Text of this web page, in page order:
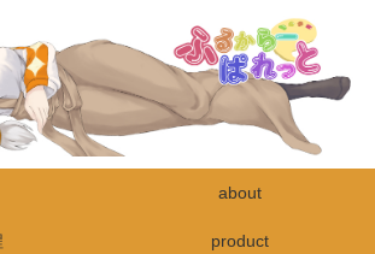
about
product